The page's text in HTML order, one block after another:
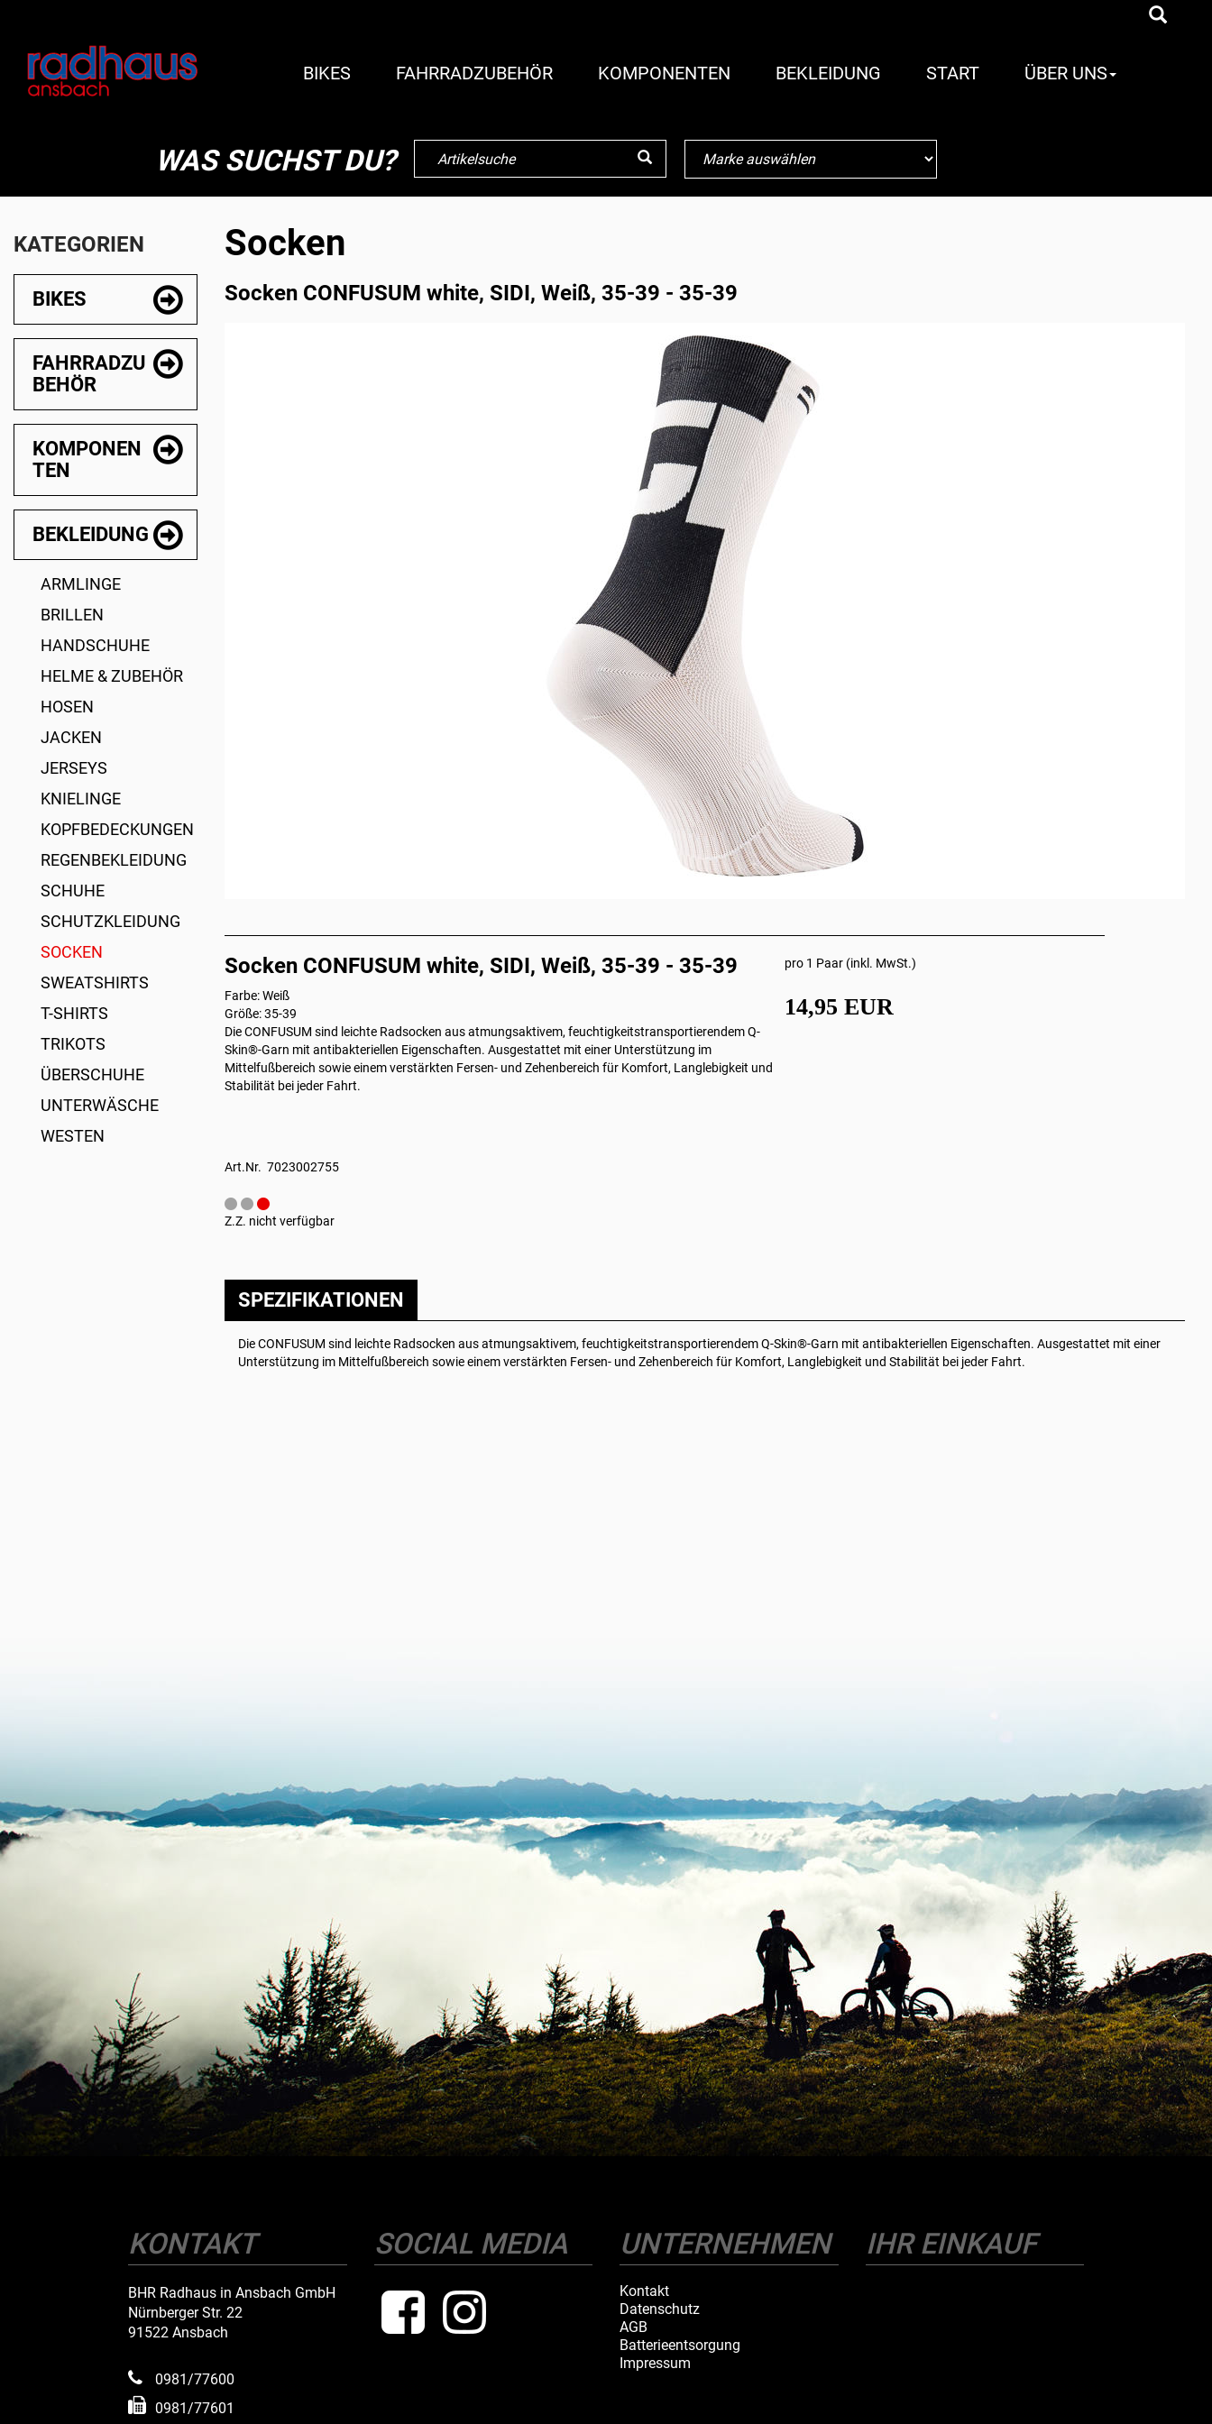
BIKES FAHRRADZUBEHÖR KOMPONENTEN BEKLEIDUNG START ÜBER UNS
WAS SUCHST DU?
KATEGORIEN
BIKES
FAHRRADZU
BEHÖR
KOMPONEN
TEN
BEKLEIDUNG
ARMLINGE
BRILLEN
HANDSCHUHE
HELME & ZUBEHÖR
HOSEN
JACKEN
JERSEYS
KNIELINGE
KOPFBEDECKUNGEN
REGENBEKLEIDUNG
SCHUHE
SCHUTZKLEIDUNG
SOCKEN
SWEATSHIRTS
T-SHIRTS
TRIKOTS
ÜBERSCHUHE
UNTERWÄSCHE
WESTEN
Socken
Socken CONFUSUM white, SIDI, Weiß, 35-39 - 35-39
Socken CONFUSUM white, SIDI, Weiß, 35-39 - 35-39
Farbe: Weiß
Größe: 35-39
Die CONFUSUM sind leichte Radsocken aus atmungsaktivem, feuchtigkeitstransportierendem Q-
Skin®-Garn mit antibakteriellen Eigenschaften. Ausgestattet mit einer Unterstützung im
Mittelfußbereich sowie einem verstärkten Fersen- und Zehenbereich für Komfort, Langlebigkeit und
Stabilität bei jeder Fahrt.
Art.Nr. 7023002755
Z.Z. nicht verfügbar
pro 1 Paar (inkl. MwSt.)
14,95 EUR
SPEZIFIKATIONEN
Die CONFUSUM sind leichte Radsocken aus atmungsaktivem, feuchtigkeitstransportierendem Q-Skin®-Garn mit antibakteriellen Eigenschaften. Ausgestattet mit einer
Unterstützung im Mittelfußbereich sowie einem verstärkten Fersen- und Zehenbereich für Komfort, Langlebigkeit und Stabilität bei jeder Fahrt.
KONTAKT
BHR Radhaus in Ansbach GmbH
Nürnberger Str. 22
91522 Ansbach
0981/77600
0981/77601
SOCIAL MEDIA UNTERNEHMEN
Kontakt
Datenschutz
AGB
Batterieentsorgung
Impressum
IHR EINKAUF